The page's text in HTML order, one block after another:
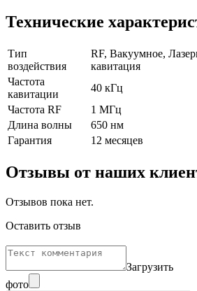
Технические
Тип
воздействия
RF, Вакуумное,
кавитация
Частота
кавитации
40 кГц
Частота RF
1 МГц
Длина волны
650 нм
Гарантия
12 месяцев
Отзывы от наших
Отзывов пока нет.
Оставить отзыв
Загрузить
фото